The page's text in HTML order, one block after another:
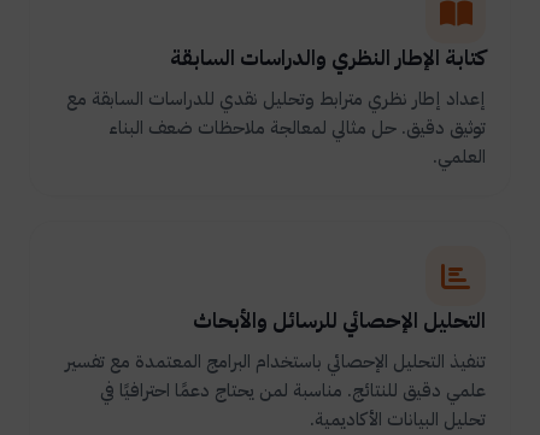
كتابة الإطار النظري والدراسات السابقة
إعداد إطار نظري مترابط وتحليل نقدي للدراسات السابقة مع
توثيق دقيق. حل مثالي لمعالجة ملاحظات ضعف البناء
العلمي.
التحليل الإحصائي للرسائل والأبحاث
تنفيذ التحليل الإحصائي باستخدام البرامج المعتمدة مع تفسير
علمي دقيق للنتائج. مناسبة لمن يحتاج دعمًا احترافيًا في
تحليل البيانات الأكاديمية.